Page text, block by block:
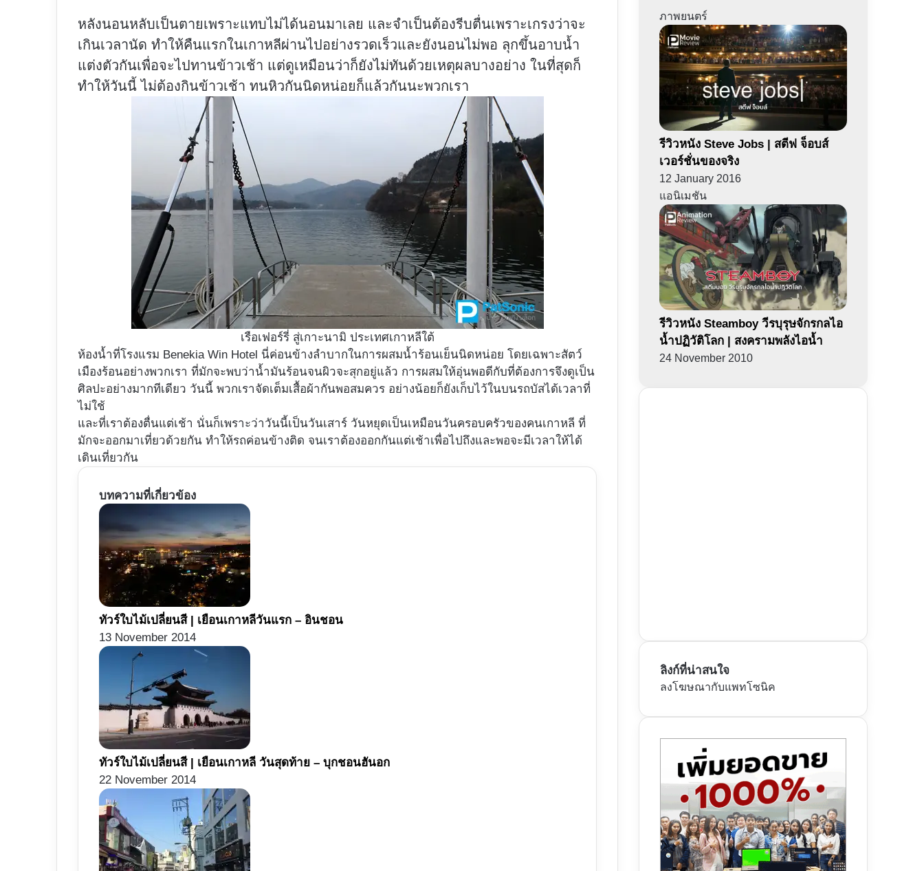
หลังนอนหลับเป็นตายเพราะแทบไม่ได้นอนมาเลย และจำเป็นต้องรีบตื่นเพราะเกรงว่าจะ
เกินเวลานัด ทำให้คืนแรกในเกาหลีผ่านไปอย่างรวดเร็วและยังนอนไม่พอ ลุกขึ้นอาบน้ำ
แต่งตัวกันเพื่อจะไปทานข้าวเช้า แต่ดูเหมือนว่าก็ยังไม่ทันด้วยเหตุผลบางอย่าง ในที่สุดก็
ทำให้วันนี้ ไม่ต้องกินข้าวเช้า ทนหิวกันนิดหน่อยก็แล้วกันนะพวกเรา
เรือเฟอร์รี่ สู่เกาะนามิ ประเทศเกาหลีใต้
ห้องน้ำที่โรงแรม Benekia Win Hotel นี่ค่อนข้างลำบากในการผสมน้ำร้อนเย็นนิดหน่อย โดยเฉพาะสัตว์
เมืองร้อนอย่างพวกเรา ที่มักจะพบว่าน้ำมันร้อนจนผิวจะสุกอยู่แล้ว การผสมให้อุ่นพอดีกับที่ต้องการจึงดูเป็น
ศิลปะอย่างมากทีเดียว วันนี้ พวกเราจัดเต็มเสื้อผ้ากันพอสมควร อย่างน้อยก็ยังเก็บไว้ในบนรถบัสได้เวลาที่
ไม่ใช้
และที่เราต้องตื่นแต่เช้า นั่นก็เพราะว่าวันนี้เป็นวันเสาร์ วันหยุดเป็นเหมือนวันครอบครัวของคนเกาหลี ที่
มักจะออกมาเที่ยวด้วยกัน ทำให้รถค่อนข้างติด จนเราต้องออกกันแต่เช้าเพื่อไปถึงและพอจะมีเวลาให้ได้
เดินเที่ยวกัน
บทความที่เกี่ยวข้อง
ทัวร์ใบไม้เปลี่ยนสี | เยือนเกาหลีวันแรก – อินชอน
13 November 2014
ทัวร์ใบไม้เปลี่ยนสี | เยือนเกาหลี วันสุดท้าย – บุกชอนฮันอก
22 November 2014
ภาพยนตร์
รีวิวหนัง Steve Jobs | สตีฟ จ็อบส์
เวอร์ชั่นของจริง
12 January 2016
แอนิเมชัน
รีวิวหนัง Steamboy วีรบุรุษจักรกลไอ
น้ำปฏิวัติโลก | สงครามพลังไอน้ำ
24 November 2010
ลิงก์ที่น่าสนใจ
ลงโฆษณากับแพทโซนิค